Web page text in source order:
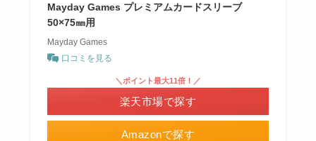
Mayday Games プレミアムカードスリーブ
50×75㎜用
Mayday Games
口コミを見る
Amazonで探す
＼ポイント最大11倍！／
楽天市場で探す